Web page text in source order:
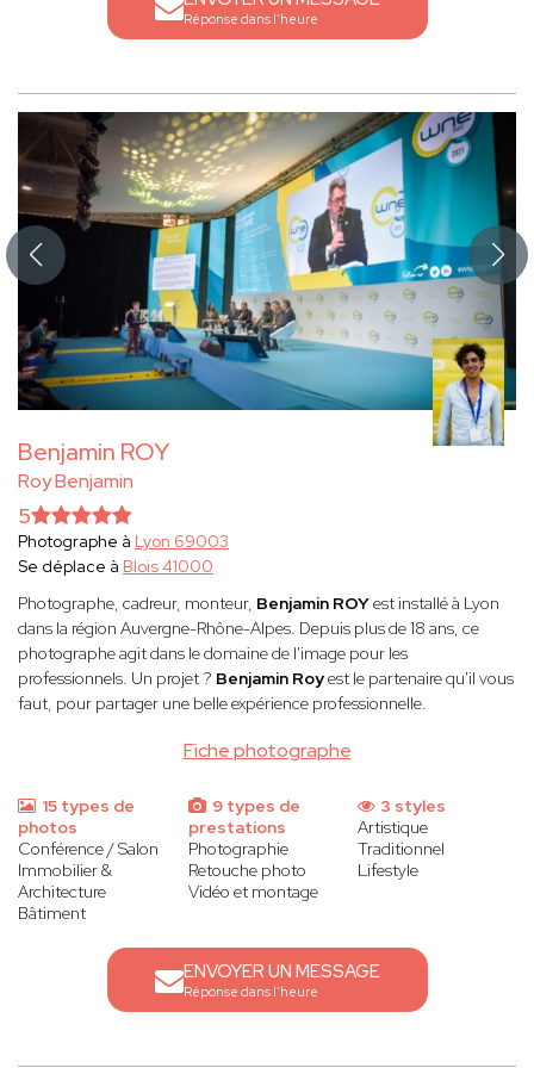
Réponse dans l'heure
Benjamin ROY
Roy Benjamin
Fiche photographe
5
Photographe à Lyon 69003
Se déplace à Blois 41000
Photographe, cadreur, monteur, Benjamin ROYest installé à Lyon
dans la région Auvergne-Rhône-Alpes. Depuis plus de 18 ans, ce
photographe agit dans le domaine de l'image pour les
professionnels. Un projet ? Benjamin Royest le partenaire qu'il vous
faut, pour partager une belle expérience professionnelle.
15 types de
photos
Conférence / Salon
Immobilier &
Architecture
Bâtiment
9 types de
prestations
Photographie
Retouche photo
Vidéo et montage
3 styles
Artistique
Traditionnel
Lifestyle
ENVOYER UN MESSAGE
Réponse dans l'heure